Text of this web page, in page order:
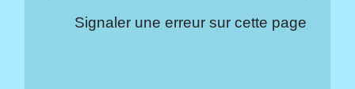
Signaler une erreur sur cette page